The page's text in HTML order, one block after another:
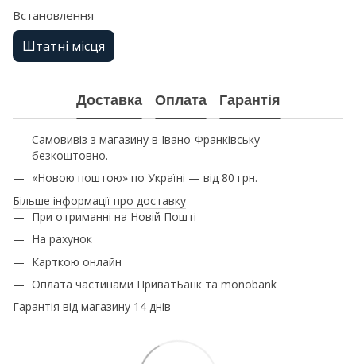
Встановлення
Штатні місця
Доставка Оплата Гарантія
Самовивіз з магазину в Івано-Франківську —
безкоштовно.
«Новою поштою» по Україні — від 80 грн.
Більше інформації про доставку
При отриманні на Новій Пошті
На рахунок
Карткою онлайн
Оплата частинами ПриватБанк та monobank
Гарантія від магазину 14 днів